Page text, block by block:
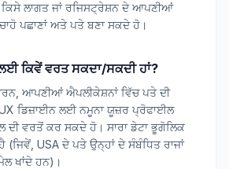
ਕਿਸੇ ਲਾਗਤ ਜਾਂ ਰਜਿਸਟ੍ਰੇਸ਼ਨ ਦੇ ਆਪਣੀਆਂ
ਪਛਾਣਾਂ ਅਤੇ ਪਤੇ ਬਣਾ ਸਕਦੇ ਹੋ।
ਕਿਵੇਂ ਵਰਤ ਸਕਦਾ/ਸਕਦੀ ਹਾਂ?
ਆਪਣੀਆਂ ਐਪਲੀਕੇਸ਼ਨਾਂ ਵਿੱਚ ਪਤੇ ਦੀ
ਡਿਜ਼ਾਈਨ ਲਈ ਨਮੂਨਾ ਯੂਜ਼ਰ ਪ੍ਰੋਫਾਈਲ
ਦੀ ਵਰਤੋਂ ਕਰ ਸਕਦੇ ਹੋ। ਸਾਰਾ ਡੇਟਾ ਭੂਗੋਲਿਕ
USA ਦੇ ਪਤੇ ਉਨ੍ਹਾਂ ਦੇ ਸੰਬੰਧਿਤ ਰਾਜਾਂ
ਖਾਂਦੇ ਹਨ)।